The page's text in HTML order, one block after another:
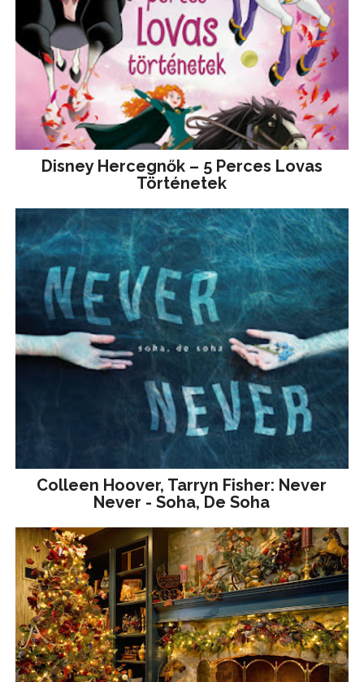
Disney ​Hercegnők – 5 Perces Lovas
Történetek
Colleen Hoover, Tarryn Fisher: Never
Never - Soha, De Soha